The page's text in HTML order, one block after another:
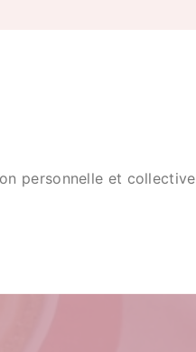
personnelle et collective